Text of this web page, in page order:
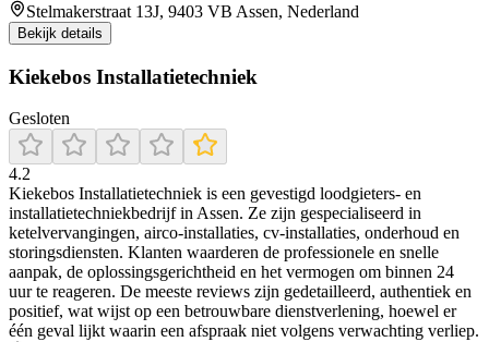
Stelmakerstraat 13J, 9403 VB Assen, Nederland
Bekijk details
Kiekebos Installatietechniek
Gesloten
4.2
Kiekebos Installatietechniek is een gevestigd loodgieters- en
installatietechniekbedrijf in Assen. Ze zijn gespecialiseerd in
ketelvervangingen, airco-installaties, cv-installaties, onderhoud en
storingsdiensten. Klanten waarderen de professionele en snelle
aanpak, de oplossingsgerichtheid en het vermogen om binnen 24
uur te reageren. De meeste reviews zijn gedetailleerd, authentiek en
positief, wat wijst op een betrouwbare dienstverlening, hoewel er
één geval lijkt waarin een afspraak niet volgens verwachting verliep.